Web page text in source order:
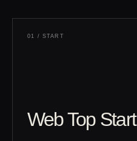
01 / START
Web Top Start